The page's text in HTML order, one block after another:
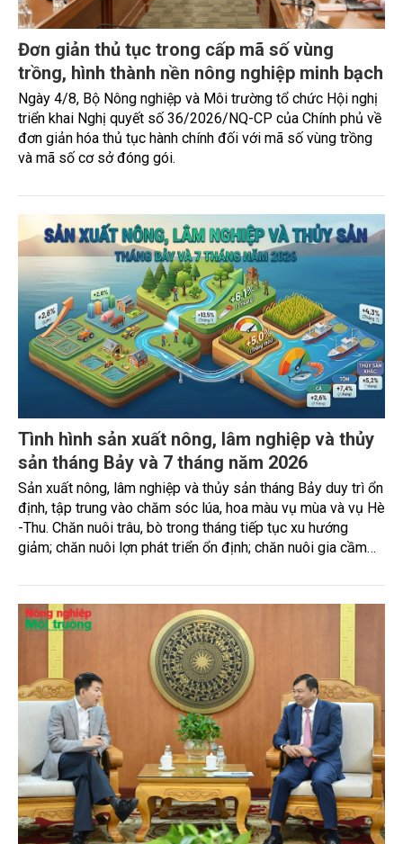
Đơn giản thủ tục trong cấp mã số vùng
trồng, hình thành nền nông nghiệp minh bạch
Ngày 4/8, Bộ Nông nghiệp và Môi trường tổ chức Hội nghị
triển khai Nghị quyết số 36/2026/NQ-CP của Chính phủ về
đơn giản hóa thủ tục hành chính đối với mã số vùng trồng
và mã số cơ sở đóng gói.
Tình hình sản xuất nông, lâm nghiệp và thủy
sản tháng Bảy và 7 tháng năm 2026
Sản xuất nông, lâm nghiệp và thủy sản tháng Bảy duy trì ổn
định, tập trung vào chăm sóc lúa, hoa màu vụ mùa và vụ Hè
-Thu. Chăn nuôi trâu, bò trong tháng tiếp tục xu hướng
giảm; chăn nuôi lợn phát triển ổn định; chăn nuôi gia cầm
lượng thủy sản đều tăng nhẹ.